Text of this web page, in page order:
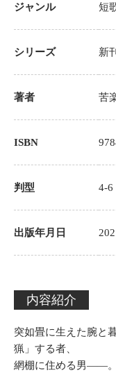
ジャンル 短
シリーズ 新刊
著者 苦
ISBN
判型 4-6
出版年月日
内容紹介
突如畳に生えた腕と
猟」する者、
網棚に住める男――。